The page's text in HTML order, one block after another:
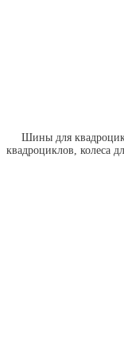
Шины для
квадроциклов, колеса